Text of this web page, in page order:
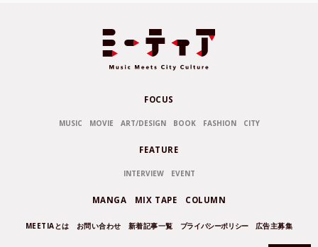
FOCUS
MUSIC MOVIE ART/DESIGN BOOK FASHION CITY
FEATURE
INTERVIEW EVENT
MANGA MIX TAPE COLUMN
MEETIAとは お問い合わせ 新着記事一覧 プライバシーポリシー 広告主募集